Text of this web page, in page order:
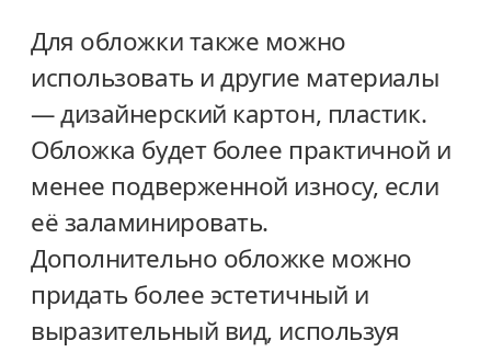
Для обложки также можно
использовать и другие материалы
— дизайнерский картон, пластик.
Обложка будет более практичной и
менее подверженной износу, если
её заламинировать.
Дополнительно обложке можно
придать более эстетичный и
выразительный вид, используя